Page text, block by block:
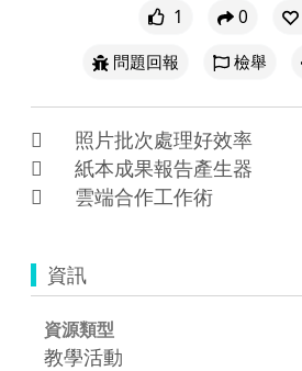
1 0
問題回報
檢舉
	照片批次處理好效率
	紙本成果報告產生器
資訊
資源類型
教學活動